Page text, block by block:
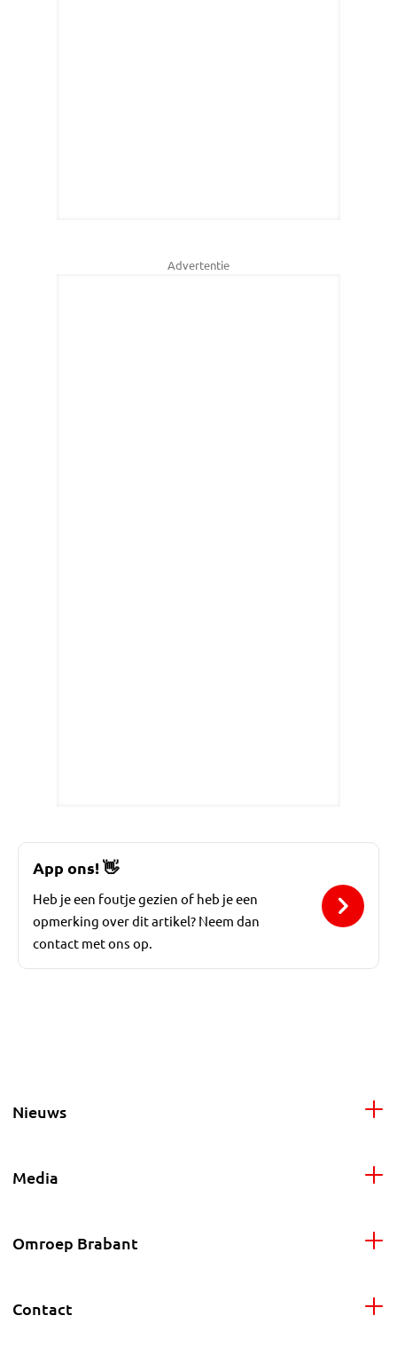
Advertentie
App ons!👋
Heb je een foutje gezien of heb je een
opmerking over dit artikel? Neem dan
contact met ons op.
Nieuws
Media
Omroep Brabant
Contact